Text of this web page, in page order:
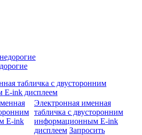
табличка с двусторонним
ink дисплеем
Электронная именная
табличка с двусторонним
информационным E-ink
дисплеем Запросить